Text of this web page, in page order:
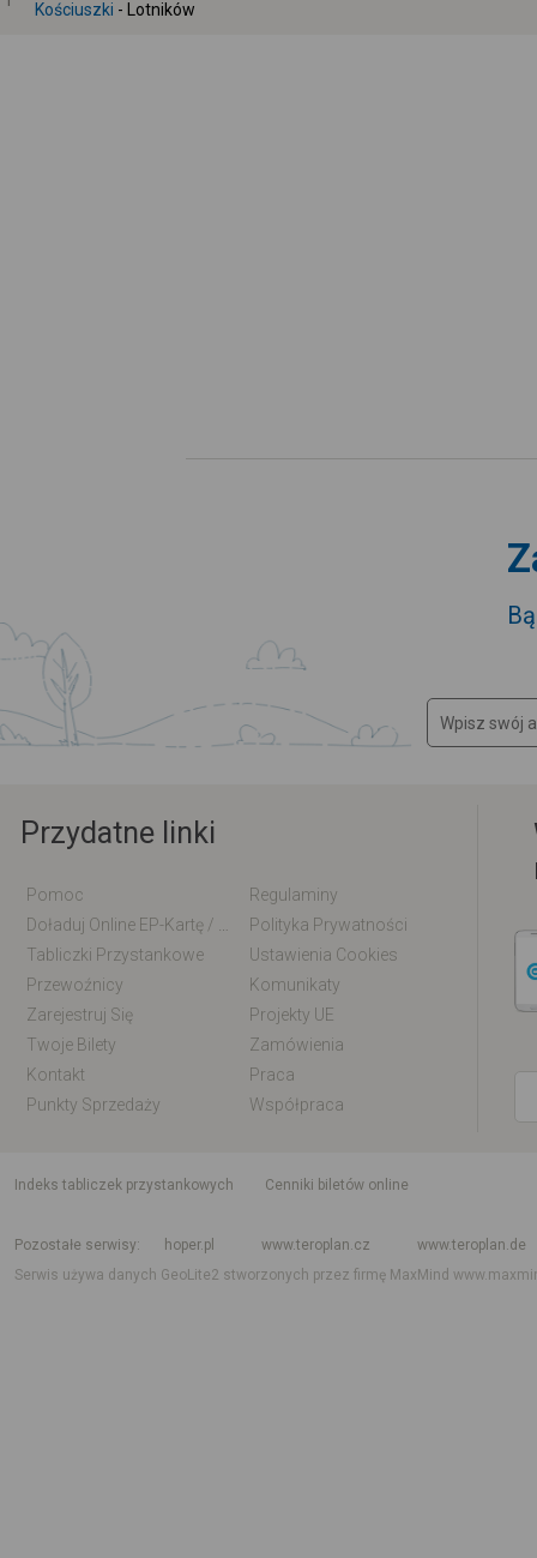
Kościuszki - Lotników
Przydatne linki
Pomoc
Regulaminy
Polityka Prywatności
Tabliczki Przystankowe
Ustawienia Cookies
Przewoźnicy
Komunikaty
Zarejestruj Się
Projekty UE
Twoje Bilety
Zamówienia
Kontakt
Praca
Punkty Sprzedaży
Współpraca
indeks tabliczek przystankowych
Cenniki biletów online
Pozostałe serwisy
hoper.pl www.teroplan.cz
www.teroplan.de
Serwis używa danych GeoLite2 stworzonych przez firmę MaxMind